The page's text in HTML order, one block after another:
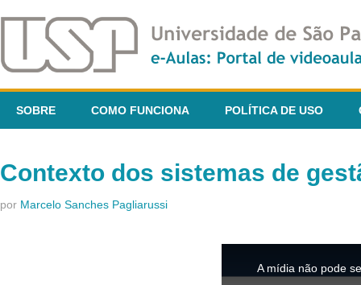
SOBRE COMO FUNCIONA POLÍTICA DE USO
Contexto dos sistemas de
por Marcelo Sanches Pagliarussi
modal
A mídia não pode